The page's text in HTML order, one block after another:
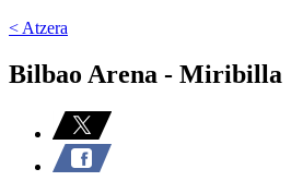
< Atzera
Bilbao Arena - Miribilla